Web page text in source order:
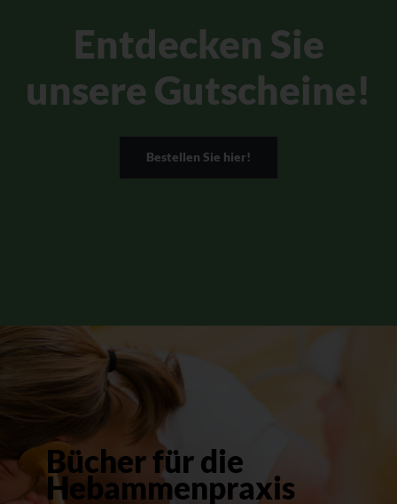
Entdecken Sie
unsere Gutscheine!
Bestellen Sie hier!
Bücher für die
Hebammenpraxis